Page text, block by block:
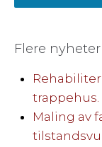
Flere nyheter
trappehus.
Maling av